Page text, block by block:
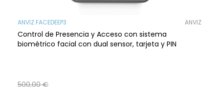
ANVIZ FACEDEEP3 ANVIZ
Control de Presencia y Acceso con sistema
biométrico facial con dual sensor, tarjeta y PIN
500,00 €